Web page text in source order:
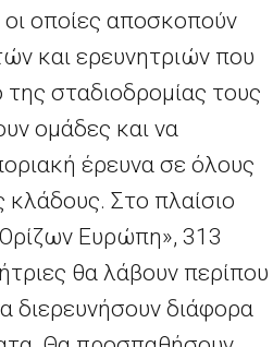
οποίες αποσκοπούν
και ερευνητριών που
σταδιοδρομίας τους
ομάδες και να
έρευνα σε όλους
κλάδους. Στο πλαίσιο
Ευρώπη», 313
θα λάβουν περίπου
διερευνήσουν διάφορα